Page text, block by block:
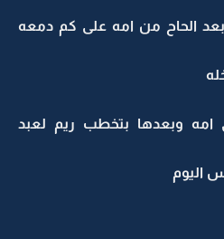
الحاح من امه على كم دمعه
وبعدها بتخطب ريم لعبد
اليوم